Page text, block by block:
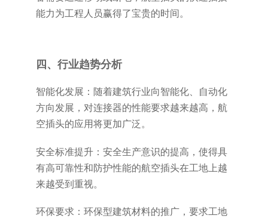
能力为工程人员赢得了宝贵的时间。
四、行业趋势分析
智能化发展：随着建筑行业向智能化、自动化
方向发展，对连接器的性能要求越来越高，航
空插头的应用将更加广泛。
安全标准提升：安全生产意识的提高，使得具
有高可靠性和防护性能的航空插头在工地上越
来越受到重视。
环保要求：环保型建筑材料的推广，要求工地